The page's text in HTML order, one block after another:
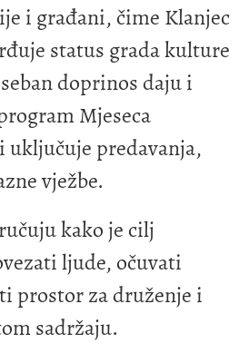
i građani, čime Klanjec
status grada kulture
doprinos daju i
Mjeseca
uključuje predavanja,
vježbe.
kako je cilj
ljude, očuvati
prostor za druženje i
sadržaju.